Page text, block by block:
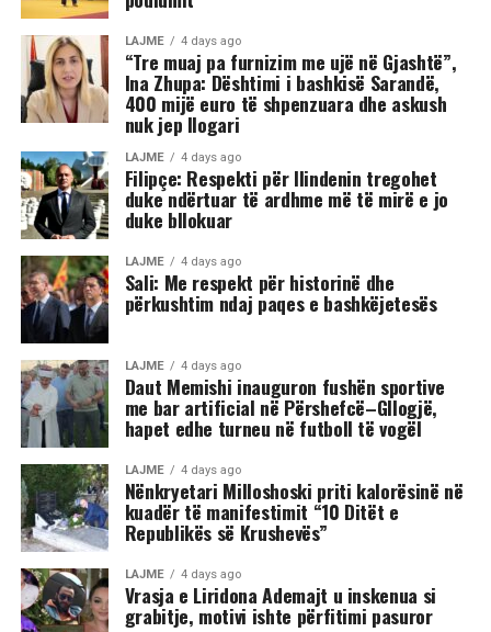
LAJME 4 days ago
“Tre muaj pa furnizim me ujë në Gjashtë”,
Ina Zhupa: Dështimi i bashkisë Sarandë,
400 mijë euro të shpenzuara dhe askush
nuk jep llogari
LAJME 4 days ago
Filipçe: Respekti për Ilindenin tregohet
duke ndërtuar të ardhme më të mirë e jo
duke bllokuar
LAJME 4 days ago
Sali: Me respekt për historinë dhe
përkushtim ndaj paqes e bashkëjetesës
LAJME 4 days ago
Daut Memishi inauguron fushën sportive
me bar artificial në Përshefcë–Gllogjë,
hapet edhe turneu në futboll të vogël
LAJME 4 days ago
Nënkryetari Milloshoski priti kalorësinë në
kuadër të manifestimit “10 Ditët e
Republikës së Krushevës”
LAJME 4 days ago
Vrasja e Liridona Ademajt u inskenua si
grabitje, motivi ishte përfitimi pasuror